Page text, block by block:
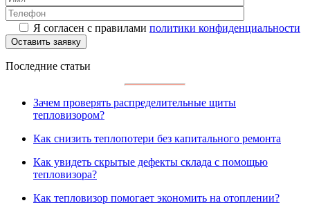
Я согласен с правилами политики конфиденциальности
Последние статьи
Зачем проверять распределительные щиты
тепловизором?
Как снизить теплопотери без капитального ремонта
Как увидеть скрытые дефекты склада с помощью
тепловизора?
Как тепловизор помогает экономить на отоплении?